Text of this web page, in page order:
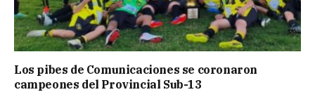
Los pibes de Comunicaciones se coronaron
campeones del Provincial Sub-13